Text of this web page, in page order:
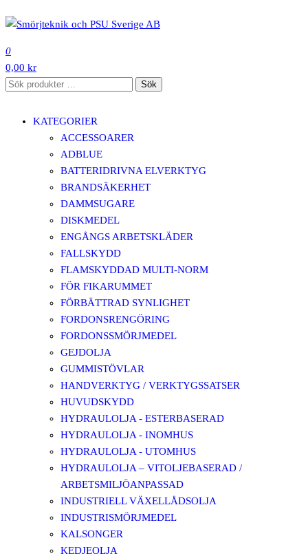
till
innehåll
0
0,00 kr
Sök
Sök
KATEGORIER
ACCESSOARER
ADBLUE
BATTERIDRIVNA ELVERKTYG
BRANDSÄKERHET
DAMMSUGARE
DISKMEDEL
ENGÅNGS ARBETSKLÄDER
FALLSKYDD
FLAMSKYDDAD MULTI-NORM
FÖR FIKARUMMET
FÖRBÄTTRAD SYNLIGHET
FORDONSRENGÖRING
FORDONSSMÖRJMEDEL
GEJDOLJA
GUMMISTÖVLAR
HANDVERKTYG / VERKTYGSSATSER
HUVUDSKYDD
HYDRAULOLJA - ESTERBASERAD
HYDRAULOLJA - INOMHUS
HYDRAULOLJA - UTOMHUS
HYDRAULOLJA – VITOLJEBASERAD /
ARBETSMILJÖANPASSAD
INDUSTRIELL VÄXELLÅDSOLJA
INDUSTRISMÖRJMEDEL
KALSONGER
KEDJEOLJA